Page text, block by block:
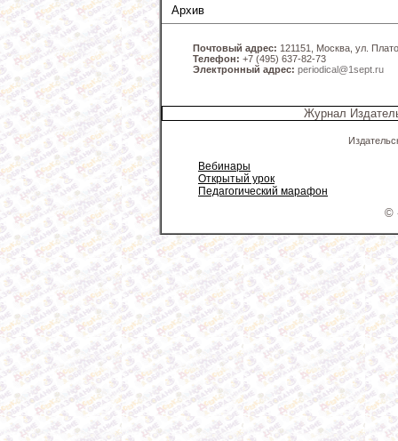
Архив
Почтовый адрес: 121151, Москва, ул.
Телефон: +7 (495) 637-82-73
Электронный адрес: periodical@1sept.ru
Журнал
Вебинары
Открытый урок
Педагогический марафон
©